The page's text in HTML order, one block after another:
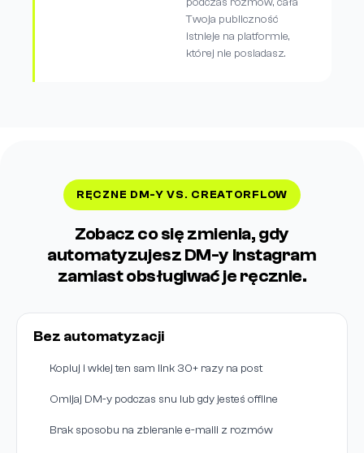
Twoja publiczność
istnieje na platformie,
której nie posiadasz.
RĘCZNE DM-Y VS. CREATORFLOW
Zobacz co się zmienia, gdy
automatyzujesz DM-y Instagram
zamiast obsługiwać je ręcznie.
Bez automatyzacji
Kopiuj i wklej ten sam link 30+ razy na post
Omijaj DM-y podczas snu lub gdy jesteś offline
Brak sposobu na zbieranie e-maili z rozmów